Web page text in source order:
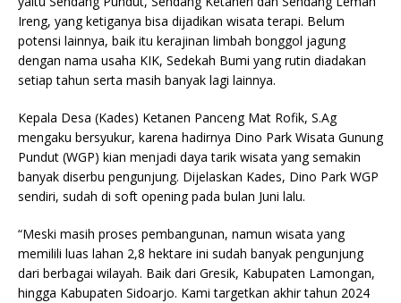
Ireng, yang ketiganya bisa dijadikan wisata terapi. Belum
potensi lainnya, baik itu kerajinan limbah bonggol jagung
dengan nama usaha KIK, Sedekah Bumi yang rutin diadakan
setiap tahun serta masih banyak lagi lainnya.
Kepala Desa (Kades) Ketanen Panceng Mat Rofik, S.Ag
mengaku bersyukur, karena hadirnya Dino Park Wisata Gunung
Pundut (WGP) kian menjadi daya tarik wisata yang semakin
banyak diserbu pengunjung. Dijelaskan Kades, Dino Park WGP
sendiri, sudah di soft opening pada bulan Juni lalu.
“Meski masih proses pembangunan, namun wisata yang
memilili luas lahan 2,8 hektare ini sudah banyak pengunjung
dari berbagai wilayah. Baik dari Gresik, Kabupaten Lamongan,
hingga Kabupaten Sidoarjo. Kami targetkan akhir tahun 2024